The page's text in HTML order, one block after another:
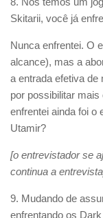
Skitarii, você já
Nunca enfrentei. O
alcance), mas a
a entrada efetiva de
por possibilitar
enfrentei ainda foi o
Utamir?
[o entrevistador se
continua a
9. Mudando de
enfrentando os